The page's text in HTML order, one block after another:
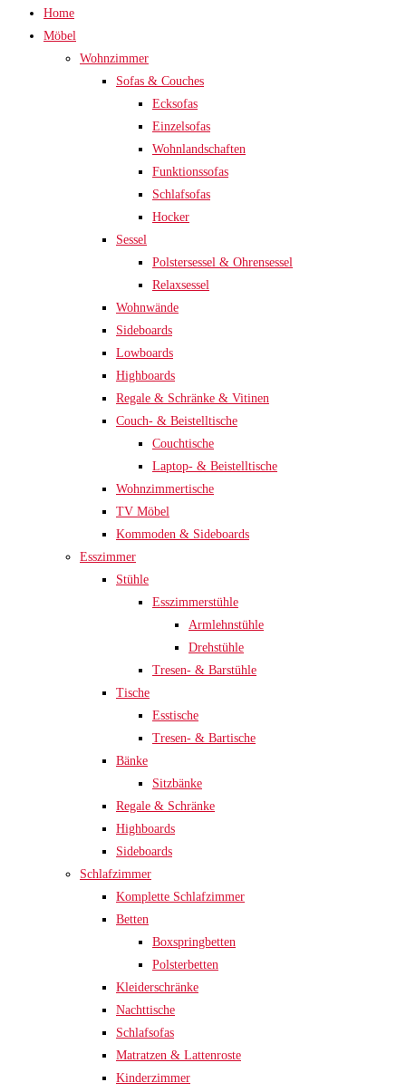
Home
Möbel
Wohnzimmer
Sofas & Couches
Ecksofas
Einzelsofas
Wohnlandschaften
Funktionssofas
Schlafsofas
Hocker
Sessel
Polstersessel & Ohrensessel
Relaxsessel
Wohnwände
Sideboards
Lowboards
Highboards
Regale & Schränke & Vitinen
Couch- & Beistelltische
Couchtische
Laptop- & Beistelltische
Wohnzimmertische
TV Möbel
Kommoden & Sideboards
Esszimmer
Stühle
Esszimmerstühle
Armlehnstühle
Drehstühle
Tresen- & Barstühle
Tische
Esstische
Tresen- & Bartische
Bänke
Sitzbänke
Regale & Schränke
Highboards
Sideboards
Schlafzimmer
Komplette Schlafzimmer
Betten
Boxspringbetten
Polsterbetten
Kleiderschränke
Nachttische
Schlafsofas
Matratzen & Lattenroste
Kinderzimmer